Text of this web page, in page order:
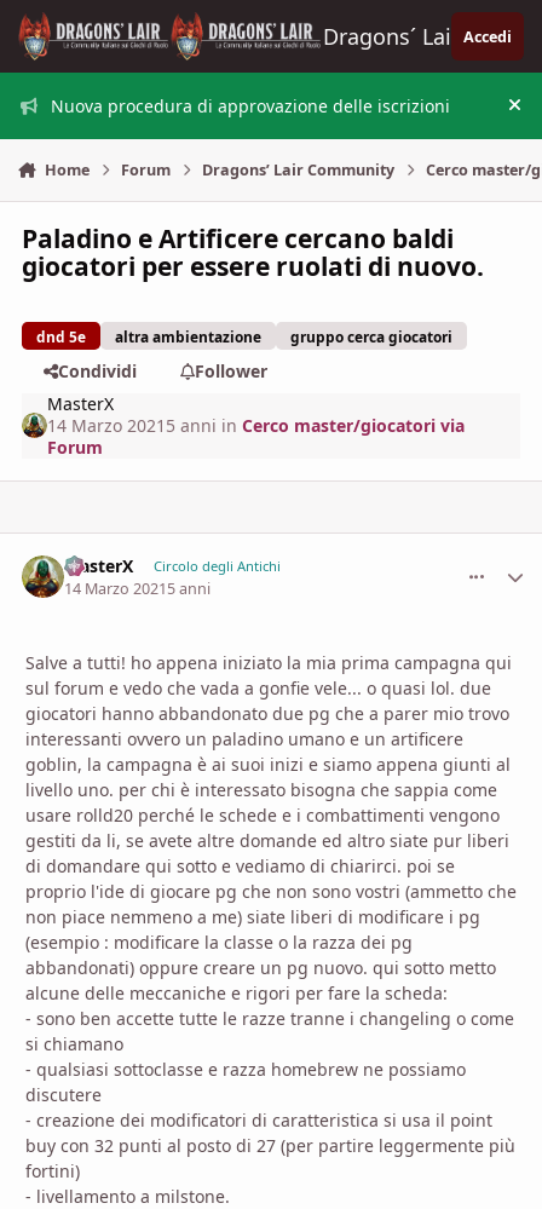
Vai al contenuto
Dragons´ Lair Accedi
Nuova procedura di approvazione delle iscrizioni
Home Forum Dragons’ Lair Community Cerco master/
Paladino e Artificere cercano baldi
giocatori per essere ruolati di nuovo.
dnd 5e altra ambientazione gruppo cerca giocatori
Condividi
Follower
MasterX
14 Marzo 2021 5 anni inCerco master/giocatori via
Forum
MasterX Circolo degli Antichi
14 Marzo 20215 anni
Salve a tutti! ho appena iniziato la mia prima campagna qui
sul forum e vedo che vada a gonfie vele... o quasi lol. due
giocatori hanno abbandonato due pg che a parer mio trovo
interessanti ovvero un paladino umano e un artificere
goblin, la campagna è ai suoi inizi e siamo appena giunti al
livello uno. per chi è interessato bisogna che sappia come
usare rolld20 perché le schede e i combattimenti vengono
gestiti da li, se avete altre domande ed altro siate pur liberi
di domandare qui sotto e vediamo di chiarirci. poi se
proprio l'ide di giocare pg che non sono vostri (ammetto che
non piace nemmeno a me) siate liberi di modificare i pg
(esempio : modificare la classe o la razza dei pg
abbandonati) oppure creare un pg nuovo. qui sotto metto
alcune delle meccaniche e rigori per fare la scheda:
- sono ben accette tutte le razze tranne i changeling o come
si chiamano
- qualsiasi sottoclasse e razza homebrew ne possiamo
discutere
- creazione dei modificatori di caratteristica si usa il point
buy con 32 punti al posto di 27 (per partire leggermente più
fortini)
- livellamento a milstone.